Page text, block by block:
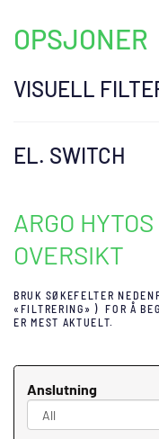
OPSJONER
VISUELL
EL. SWITCH
ARGO
OVERSIKT
BRUK SØKEFELTER
«FILTRERING» ) FOR Å
ER MEST AKTUELT.
Anslutning